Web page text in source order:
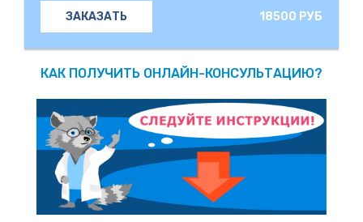
ЗАКАЗАТЬ 18500 РУБ
КАК ПОЛУЧИТЬ ОНЛАЙН-КОНСУЛЬТАЦИЮ?